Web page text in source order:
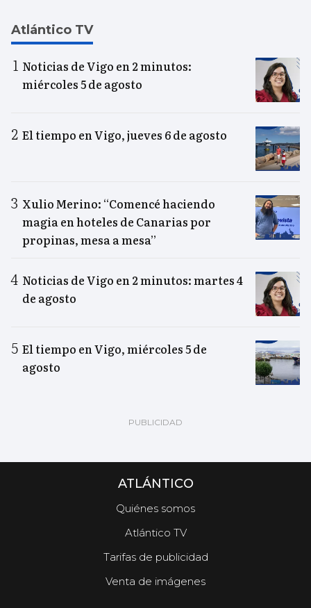
Atlántico TV
Noticias de Vigo en 2 minutos:
miércoles 5 de agosto
El tiempo en Vigo, jueves 6 de agosto
Xulio Merino: “Comencé haciendo
magia en hoteles de Canarias por
propinas, mesa a mesa”
Noticias de Vigo en 2 minutos: martes 4
de agosto
El tiempo en Vigo, miércoles 5 de
agosto
ATLÁNTICO
Quiénes somos
Atlántico TV
Tarifas de publicidad
Venta de imágenes